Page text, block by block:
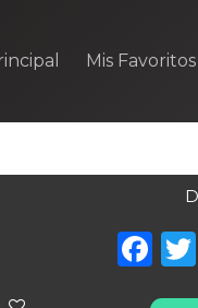
Mis Favoritos